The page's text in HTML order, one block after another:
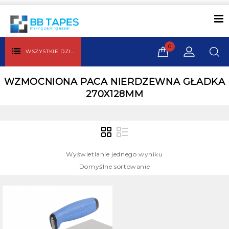
WSZYSTKIE DZIAŁY
0
WZMOCNIONA PACA NIERDZEWNA GŁADKA
270X128MM
Wyświetlanie jednego wyniku
Domyślne sortowanie